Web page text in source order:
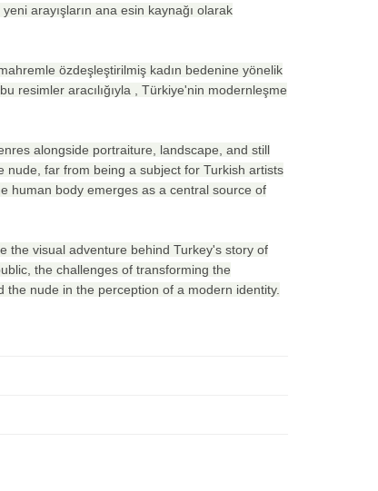
arayışların ana esin kaynağı olarak
özdeşleştirilmiş kadın bedenine yönelik
resimler aracılığıyla , Türkiye'nin modernleşme
alongside portraiture, landscape, and still
far from being a subject for Turkish artists
human body emerges as a central source of
the visual adventure behind Turkey's story of
the challenges of transforming the
nude in the perception of a modern identity.